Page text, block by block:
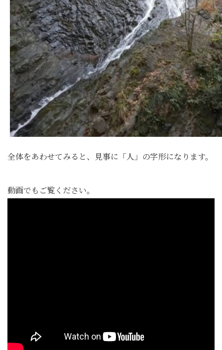
全体をあわせてみると、見事に「人」の字形になります。
動画でもご覧ください。